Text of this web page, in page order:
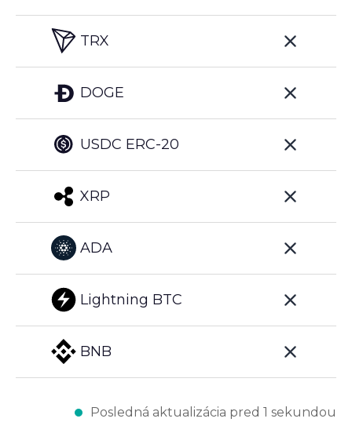
TRX
DOGE
USDC ERC-20
XRP
ADA
Lightning BTC
BNB
Posledná aktualizácia pred 1 sekundou